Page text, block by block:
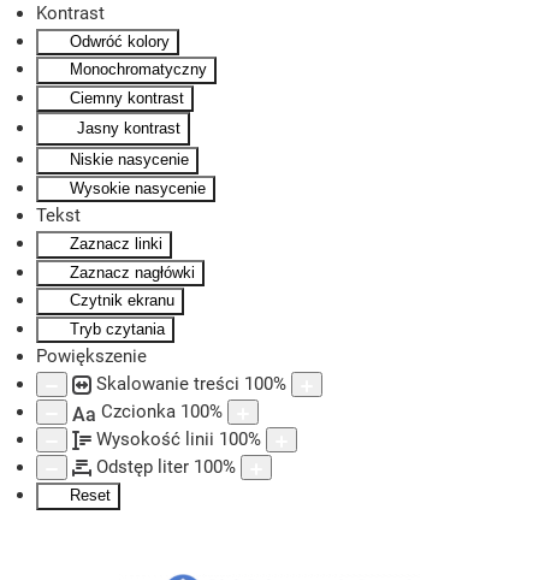
Kontrast
Odwróć kolory
Monochromatyczny
Ciemny kontrast
Jasny kontrast
Niskie nasycenie
Wysokie nasycenie
Tekst
Zaznacz linki
Zaznacz nagłówki
Czytnik ekranu
Tryb czytania
Powiększenie
Skalowanie treści 100%
Aa Czcionka 100%
Wysokość linii 100%
Odstęp liter 100%
Reset
Skip to main content